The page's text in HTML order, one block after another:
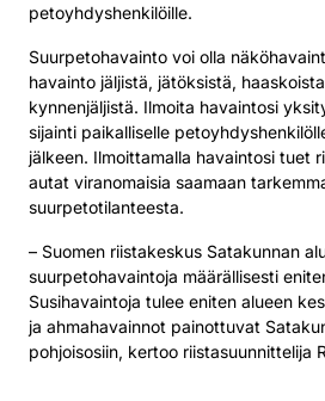
petoyhdyshenkilöille.
Suurpetohavainto voi olla
havainto jäljistä, jätöksistä,
kynnenjäljistä. Ilmoita havaintosi
sijainti paikalliselle
jälkeen. Ilmoittamalla havaintosi tuet
autat viranomaisia saamaan
suurpetotilanteesta.
– Suomen riistakeskus Satakunnan
suurpetohavaintoja määrällisesti
Susihavaintoja tulee eniten alueen
ja ahmahavainnot painottuvat
pohjoisosiin, kertoo riistasuunnittelija